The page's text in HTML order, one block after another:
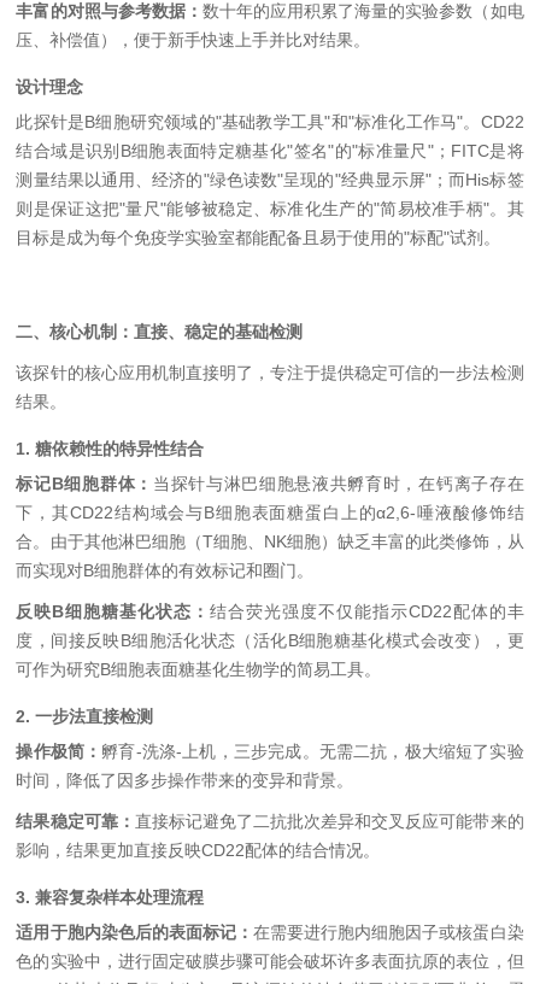
丰富的对照与参考数据： 数十年的应用积累了海量的实验参数（如电
压、补偿值），便于新手快速上手并比对结果。
设计理念
此探针是B细胞研究领域的"基础教学工具"和"标准化工作马"。CD22
结合域是识别B细胞表面特定糖基化"签名"的"标准量尺"；FITC是将
测量结果以通用、经济的"绿色读数"呈现的"经典显示屏"；而His标签
则是保证这把"量尺"能够被稳定、标准化生产的"简易校准手柄"。其
目标是成为每个免疫学实验室都能配备且易于使用的"标配"试剂。
二、核心机制：直接、稳定的基础检测
该探针的核心应用机制直接明了，专注于提供稳定可信的一步法检测
结果。
1. 糖依赖性的特异性结合
标记B细胞群体： 当探针与淋巴细胞悬液共孵育时，在钙离子存在
下，其CD22结构域会与B细胞表面糖蛋白上的α2,6-唾液酸修饰结
合。由于其他淋巴细胞（T细胞、NK细胞）缺乏丰富的此类修饰，从
而实现对B细胞群体的有效标记和圈门。
反映B细胞糖基化状态：结合荧光强度不仅能指示CD22配体的丰
度，间接反映B细胞活化状态（活化B细胞糖基化模式会改变），更
可作为研究B细胞表面糖基化生物学的简易工具。
2. 一步法直接检测
操作极简： 孵育-洗涤-上机，三步完成。无需二抗，极大缩短了实验
时间，降低了因多步操作带来的变异和背景。
结果稳定可靠： 直接标记避免了二抗批次差异和交叉反应可能带来的
影响，结果更加直接反映CD22配体的结合情况。
3. 兼容复杂样本处理流程
适用于胞内染色后的表面标记： 在需要进行胞内细胞因子或核蛋白染
色的实验中，进行固定破膜步骤可能会破坏许多表面抗原的表位，但